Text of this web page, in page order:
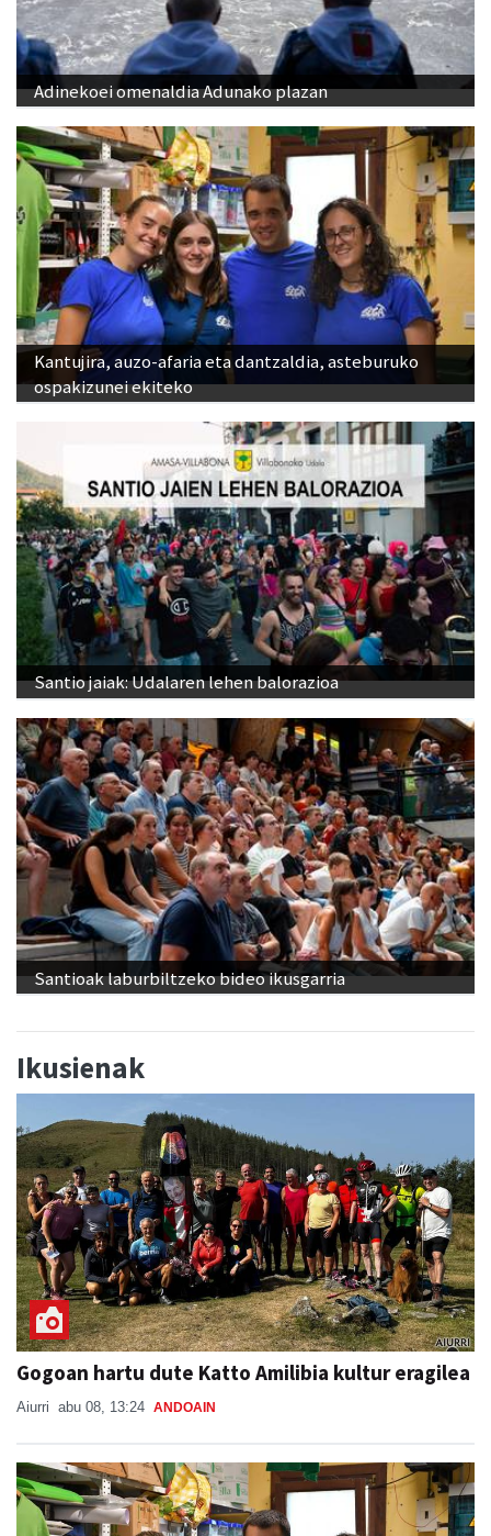
Adinekoei omenaldia Adunako plazan
Kantujira, auzo-afaria eta dantzaldia, asteburuko
ospakizunei ekiteko
Santio jaiak: Udalaren lehen balorazioa
Santioak laburbiltzeko bideo ikusgarria
Ikusienak
Gogoan hartu dute Katto Amilibia kultur eragilea
Aiurri abu 08, 13:24 ANDOAIN